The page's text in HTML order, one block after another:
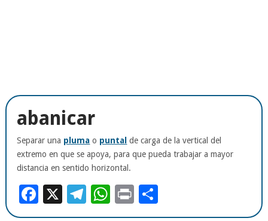
abanicar
Separar una pluma o puntal de carga de la vertical del
extremo en que se apoya, para que pueda trabajar a mayor
distancia en sentido horizontal.
Facebook
X Telegram
WhatsApp
Print